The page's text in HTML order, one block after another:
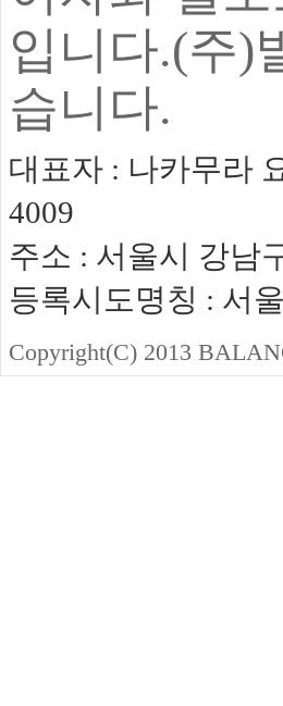
입니다.(주)
습니다.
대표자 : 나카무라
4009
주소 : 서울시 강남
등록시도명칭 : 서
Copyright(C) 2013